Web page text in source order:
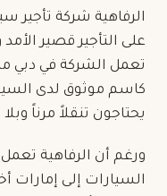
الرفاهية شركة تأجير
على التأجير قصير
كاسم موثوق لدى
يحتاجون تنقلاً مرناً
ورغم أن الرفاهية
السيارات إلى